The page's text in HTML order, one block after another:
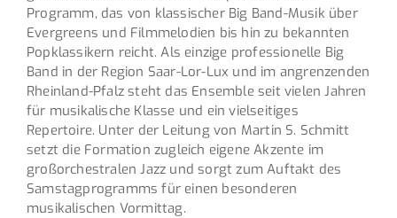
Programm, das von klassischer Big Band-Musik über
Evergreens und Filmmelodien bis hin zu bekannten
Popklassikern reicht. Als einzige professionelle Big
Band in der Region Saar-Lor-Lux und im angrenzenden
Rheinland-Pfalz steht das Ensemble seit vielen Jahren
für musikalische Klasse und ein vielseitiges
Repertoire. Unter der Leitung von Martin S. Schmitt
setzt die Formation zugleich eigene Akzente im
großorchestralen Jazz und sorgt zum Auftakt des
Samstagprogramms für einen besonderen
musikalischen Vormittag.